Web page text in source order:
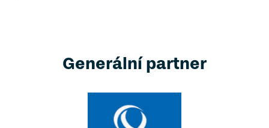
Generální partner